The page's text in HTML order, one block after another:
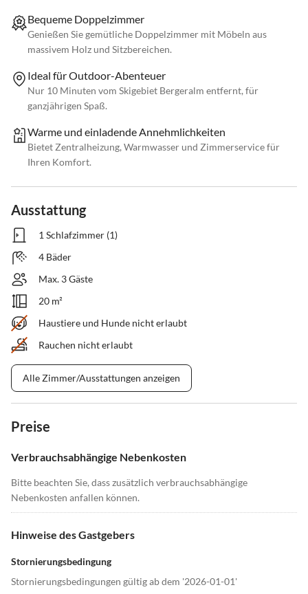
Bequeme Doppelzimmer
Genießen Sie gemütliche Doppelzimmer mit Möbeln aus
massivem Holz und Sitzbereichen.
Ideal für Outdoor-Abenteuer
Nur 10 Minuten vom Skigebiet Bergeralm entfernt, für
ganzjährigen Spaß.
Warme und einladende Annehmlichkeiten
Bietet Zentralheizung, Warmwasser und Zimmerservice für
Ihren Komfort.
Ausstattung
1 Schlafzimmer (1)
4 Bäder
Max. 3 Gäste
20 m²
Haustiere und Hunde nicht erlaubt
Rauchen nicht erlaubt
Alle Zimmer/Ausstattungen anzeigen
Preise
Verbrauchsabhängige Nebenkosten
Bitte beachten Sie, dass zusätzlich verbrauchsabhängige
Nebenkosten anfallen können.
Hinweise des Gastgebers
Stornierungsbedingung
Stornierungsbedingungen gültig ab dem '2026-01-01'